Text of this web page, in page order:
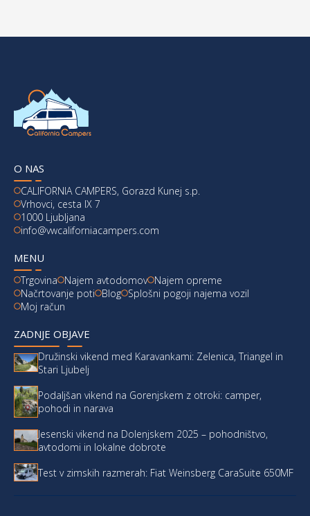
O NAS
CALIFORNIA CAMPERS, Gorazd Kunej s.p.
Vrhovci, cesta IX 7
1000 Ljubljana
info@vwcaliforniacampers.com
MENU
Trgovina Najem avtodomov Najem opreme
Načrtovanje poti
Blog Splošni pogoji najema vozil
Moj račun
ZADNJE OBJAVE
Družinski vikend med Karavankami: Zelenica, Triangel in
Stari Ljubelj
Podaljšan vikend na Gorenjskem z otroki: camper,
pohodi in narava
Jesenski vikend na Dolenjskem 2025 – pohodništvo,
avtodomi in lokalne dobrote
Test v zimskih razmerah: Fiat Weinsberg CaraSuite 650MF